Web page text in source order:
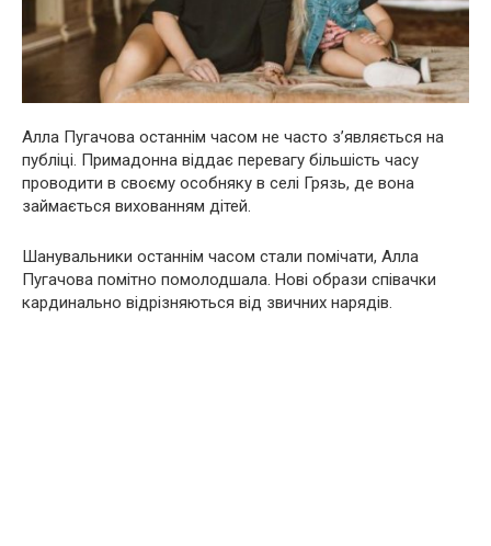
Алла Пугачова останнім часом не часто з’являється на
публіці. Примадонна віддає перевагу більшість часу
проводити в своєму особняку в селі Грязь, де вона
займається вихованням дітей.
Шанувальники останнім часом стали помічати, Алла
Пугачова помітно помолодшала. Нові образи співачки
кардинально відрізняються від звичних нарядів.